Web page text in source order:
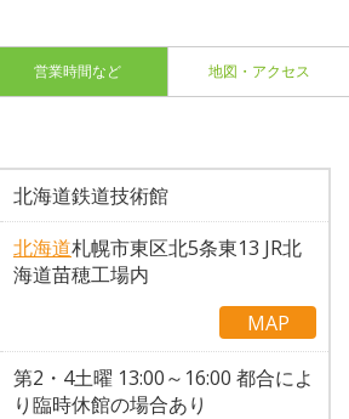
営業時間など 地図・アクセス
北海道鉄道技術館
北海道札幌市東区北5条東13 JR北
海道苗穂工場内
MAP
第2・4土曜 13:00～16:00 都合によ
り臨時休館の場合あり